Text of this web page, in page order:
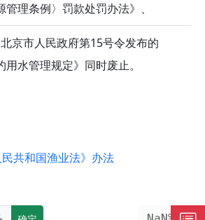
管理条例〉罚款处罚办法》、
京市人民政府第15号令发布的
用水管理规定》同时废止。
共和国渔业法》办法